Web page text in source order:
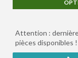
Attention :
pièces disponibles !